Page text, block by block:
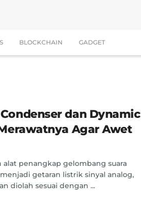
BLOCKCHAIN GADGET
dan Dynamic
Agar Awet
penangkap gelombang suara
getaran listrik sinyal analog,
diolah sesuai dengan ...